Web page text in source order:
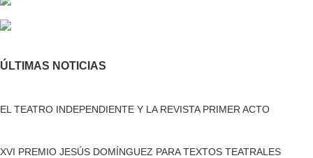
ÚLTIMAS NOTICIAS
EL TEATRO INDEPENDIENTE Y LA REVISTA PRIMER ACTO
XVI PREMIO JESÚS DOMÍNGUEZ PARA TEXTOS TEATRALES